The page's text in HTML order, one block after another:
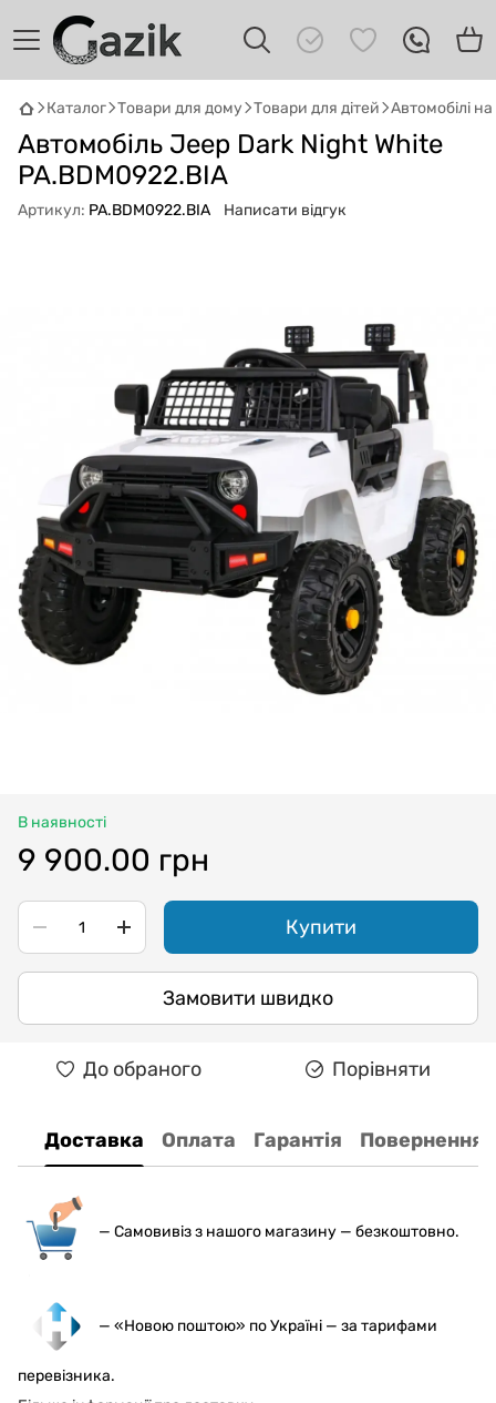
Каталог Товари для дому Товари для дітей Автомобілі
Автомобіль Jeep Dark Night White
PA.BDM0922.BIA
Артикул: PA.BDM0922.BIA Написати відгук
В наявності
9 900.00 грн
Купити
Замовити швидко
До обраного Порівняти
Доставка Оплата Гарантія Повернення
— Самовивіз з нашого магазину — безкоштовно.
— «Новою поштою» по Україні — за тарифами
перевізника.
GAZIKAI
Онлайн · пошук техніки
Привіт! 👋 Я Gazik AI — допоможу